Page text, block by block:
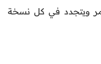
ويتجدد في كل نسخة